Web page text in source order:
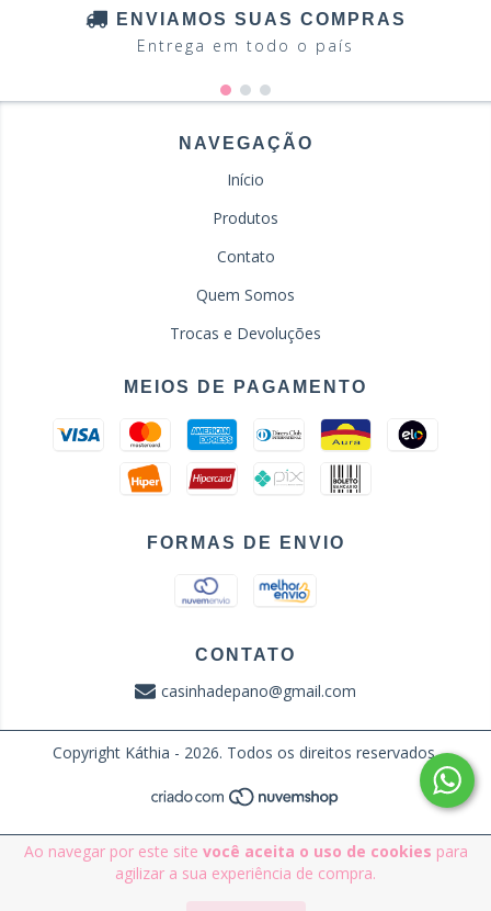
Ao navegar por este site você aceita o uso de cookies para
agilizar a sua experiência de compra.
ENVIAMOS SUAS COMPRAS
Entrega em todo o país
NAVEGAÇÃO
Início
Produtos
Contato
Quem Somos
Trocas e Devoluções
MEIOS DE PAGAMENTO
FORMAS DE ENVIO
CONTATO
casinhadepano@gmail.com
Copyright Káthia - 2026. Todos os direitos reservados.